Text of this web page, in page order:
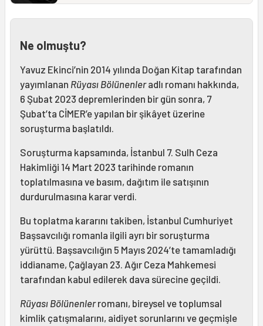
Ne olmuştu?
Yavuz Ekinci’nin 2014 yılında Doğan Kitap tarafından
yayımlanan Rüyası Bölünenleradlı romanı hakkında,
6 Şubat 2023 depremlerinden bir gün sonra, 7
Şubat’ta CİMER’e yapılan bir şikâyet üzerine
soruşturma başlatıldı.
Soruşturma kapsamında, İstanbul 7. Sulh Ceza
Hakimliği 14 Mart 2023 tarihinde romanın
toplatılmasına ve basım, dağıtım ile satışının
durdurulmasına karar verdi.
Bu toplatma kararını takiben, İstanbul Cumhuriyet
Başsavcılığı romanla ilgili ayrı bir soruşturma
yürüttü. Başsavcılığın 5 Mayıs 2024’te tamamladığı
iddianame, Çağlayan 23. Ağır Ceza Mahkemesi
tarafından kabul edilerek dava sürecine geçildi.
Rüyası Bölünenlerromanı, bireysel ve toplumsal
kimlik çatışmalarını, aidiyet sorunlarını ve geçmişle